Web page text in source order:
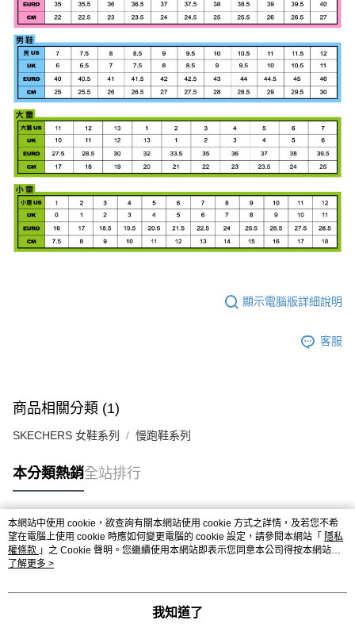
顯示電腦版詳細說明
客服
商品相關分類 (1)
SKECHERS 女鞋系列 慢跑鞋系列
本分類熱銷全站排行
熱門標籤
本網站中使用 cookie，欲查詢有關本網站使用 cookie 方式之詳情，及若您不希
望在電腦上使用 cookie 時應如何變更電腦的 cookie 設定，請參閱本網站「 隱私
權條款 」之 Cookie 聲明。您繼續使用本網站即表示您同意本公司得按本網站使
用條款之 Cookie 聲明使用 cookie。
了解更多 >
我知道了